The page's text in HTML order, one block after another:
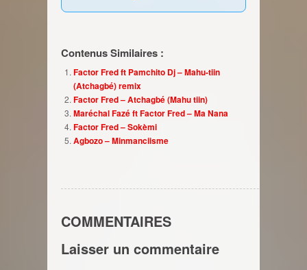
Contenus Similaires :
Factor Fred ft Pamchito Dj – Mahu-tiin
(Atchagbé) remix
Factor Fred – Atchagbé (Mahu tiin)
Maréchal Fazé ft Factor Fred – Ma Nana
Factor Fred – Sokèmi
Agbozo – Minmanciisme
COMMENTAIRES
Laisser un commentaire